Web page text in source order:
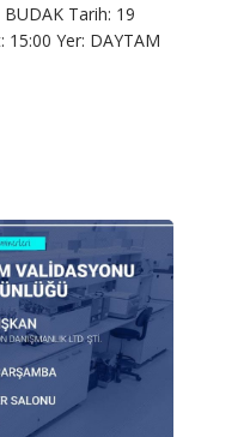
Tarih: 19
Yer: DAYTAM